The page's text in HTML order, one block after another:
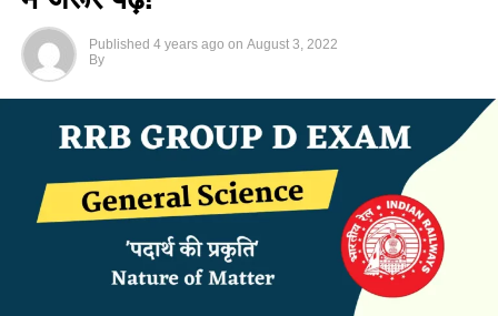
Published 4 years ago on August 3, 2022
By